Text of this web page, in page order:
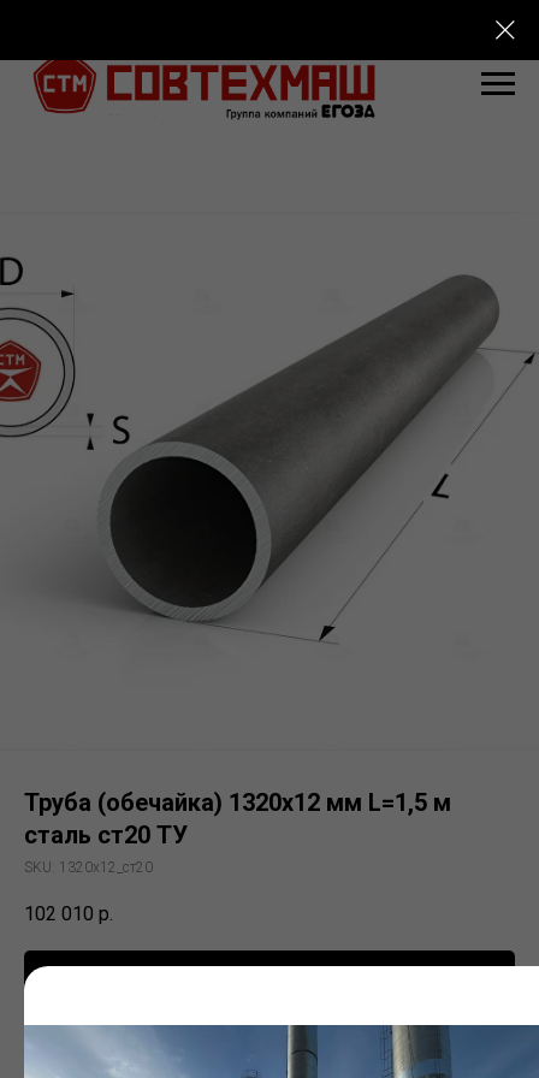
Труба (обечайка) 1320х12 мм L=1,5 м
сталь ст20 ТУ
SKU: 1320х12_ст20
102 010 р.